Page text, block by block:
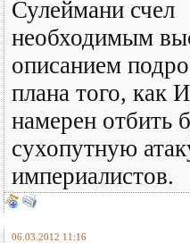
Сулеймани счел
необходимым
описанием
плана того, как
намерен отбить
сухопутную
империалистов.
06.03.2012 11:16